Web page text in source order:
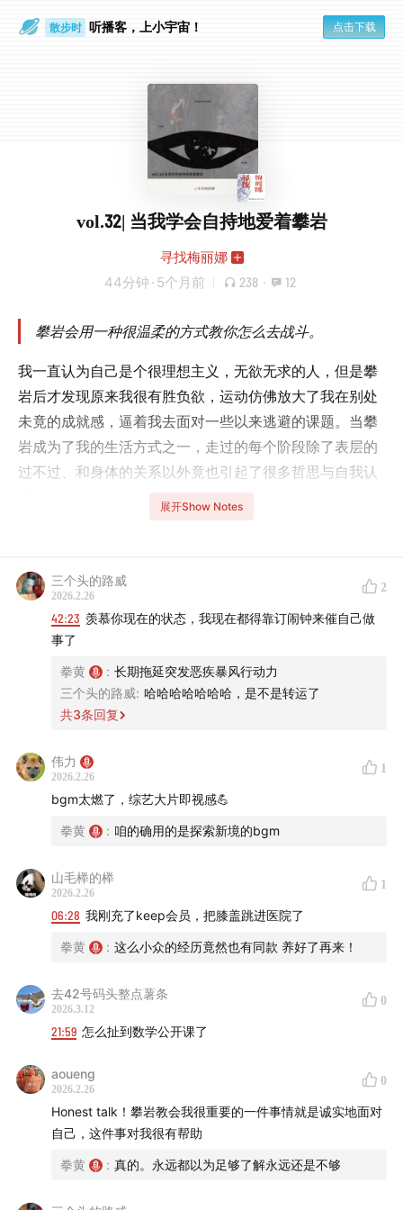
散步时 听播客，上小宇宙！ 点击下载
vol.32| 当我学会自持地爱着攀岩
寻找梅丽娜
44分钟 · 5个月前 238 · 12
攀岩会用一种很温柔的方式教你怎么去战斗。
我一直认为自己是个很理想主义，无欲无求的人，但是攀
岩后才发现原来我很有胜负欲，运动仿佛放大了我在别处
未竟的成就感，逼着我去面对一些以来逃避的课题。当攀
岩成为了我的生活方式之一，走过的每个阶段除了表层的
过不过、和身体的关系以外竟也引起了很多哲思与自我认
可越与它周旋就越觉得攀岩实在温柔
它像个训练自己竞争意识的场所，在足够短的时间就让你
抵达久违的自我对话
包容着每一种攀岩生态，在众多的线路中总能找到自己别
我总拿着我在爬线中的思考映照生活，孤独与自我批判，
的自我认识也带给你启发。
谢谢收听💚
02:43 攀岩时我与身体
15:24 被攀岩拉回的胜负欲，运动会放大未竟的成就感
攀岩怎么从我擅长的作文课变成了一节要我上去做
题的数学公开课？！
展开Show Notes
三个头的路威
2026.2.26
2
42:23 羡慕你现在的状态，我现在都得靠订闹钟来催自己做
事了
拳黄 : 长期拖延突发恶疾暴风行动力
三个头的路威: 哈哈哈哈哈哈哈，是不是转运了
共3条回复
伟力
2026.2.26
1
bgm太燃了，综艺大片即视感💪
拳黄 : 咱的确用的是探索新境的bgm
山毛榉的榉
2026.2.26
1
06:28 我刚充了keep会员，把膝盖跳进医院了
拳黄 : 这么小众的经历竟然也有同款 养好了再来！
去42号码头整点薯条
2026.3.12
0
21:59 怎么扯到数学公开课了
aoueng
2026.2.26
0
Honest talk！攀岩教会我很重要的一件事情就是诚实地面对
自己，这件事对我很有帮助
拳黄 : 真的。永远都以为足够了解永远还是不够